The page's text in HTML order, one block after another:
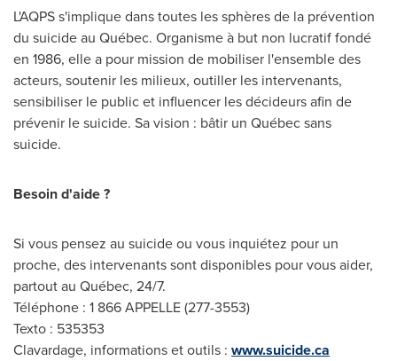
L'AQPS s'implique dans toutes les sphères de la prévention
du suicide au Québec. Organisme à but non lucratif fondé
en 1986, elle a pour mission de mobiliser l'ensemble des
acteurs, soutenir les milieux, outiller les intervenants,
sensibiliser le public et influencer les décideurs afin de
prévenir le suicide. Sa vision : bâtir un Québec sans
suicide.
Besoin d'aide ?
Si vous pensez au suicide ou vous inquiétez pour un
proche, des intervenants sont disponibles pour vous aider,
partout au Québec, 24/7.
Téléphone : 1 866 APPELLE (277-3553)
Texto : 535353
Clavardage, informations et outils : www.suicide.ca